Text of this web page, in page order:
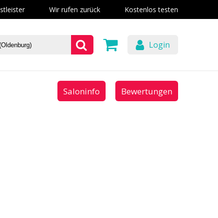
Wir rufen zurück Kostenlos testen
Login
Saloninfo Bewertungen